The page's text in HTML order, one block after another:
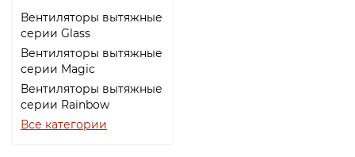
Вентиляторы вытяжные
серии Glass
Вентиляторы вытяжные
серии Magic
Вентиляторы вытяжные
серии Rainbow
Все категории